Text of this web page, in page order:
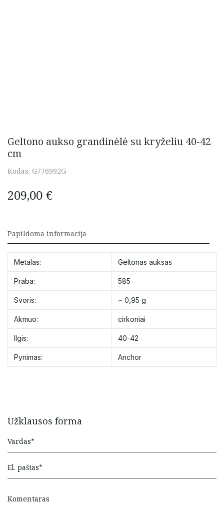
Geltono aukso grandinėlė su kryželiu 40-42
cm
Kodas: G776992G
209,00 €
Papildoma informacija
Metalas: Geltonas auksas
Praba: 585
Svoris: ~ 0,95 g
Akmuo: cirkoniai
Ilgis: 40-42
Pynimas: Anchor
Užklausos forma